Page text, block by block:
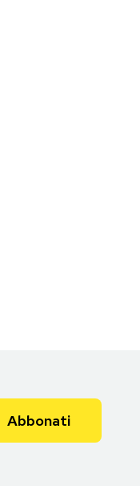
Abbonati